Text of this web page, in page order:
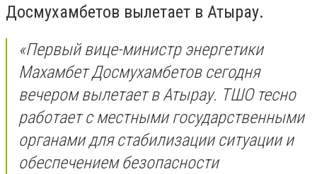
Досмухамбетов вылетает в Атырау.
«Первый вице-министр энергетики
Махамбет Досмухамбетов сегодня
вечером вылетает в Атырау. ТШО тесно
работает с местными государственными
органами для стабилизации ситуации и
обеспечением безопасности